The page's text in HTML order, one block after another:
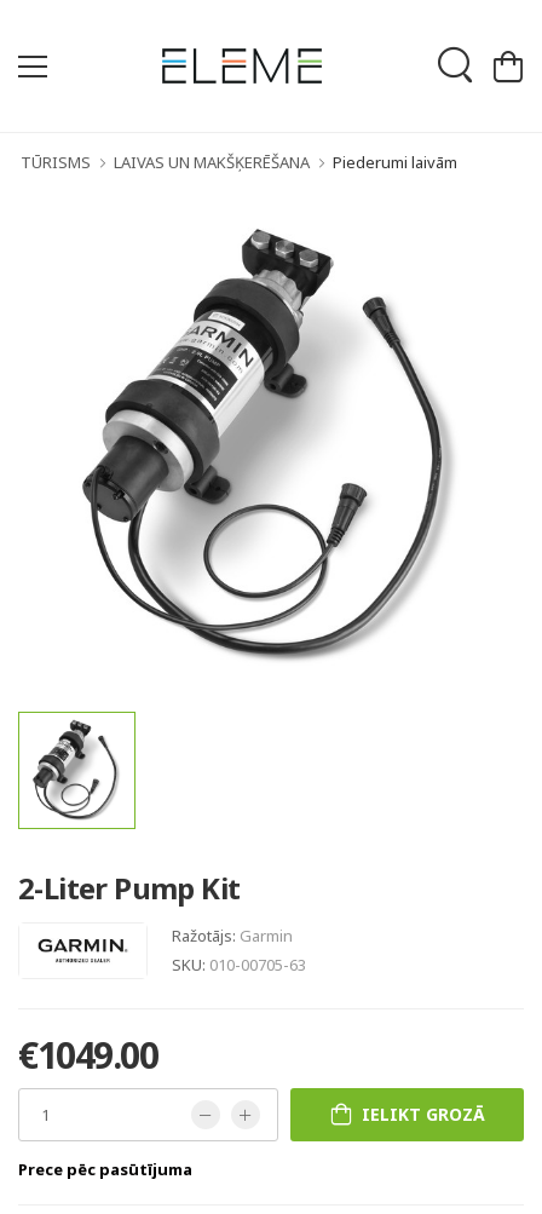
TŪRISMS LAIVAS UN MAKŠĶERĒŠANA Piederumi laivām
2-Liter Pump Kit
Ražotājs: Garmin
SKU: 010-00705-63
€1049.00
IELIKT GROZĀ
Prece pēc pasūtījuma